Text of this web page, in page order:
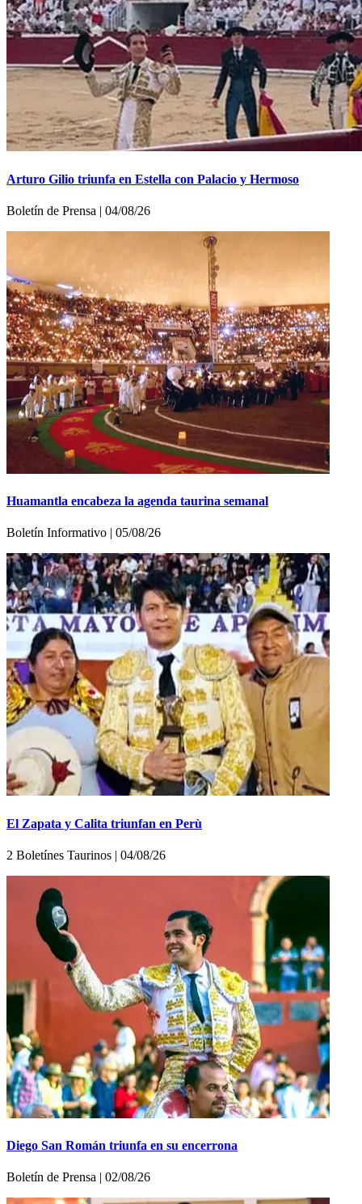
Arturo Gilio triunfa en Estella con Palacio y Hermoso
Boletí­n de Prensa | 04/08/26
Huamantla encabeza la agenda taurina semanal
Boletín Informativo | 05/08/26
El Zapata y Calita triunfan en Perù
2 Boletínes Taurinos | 04/08/26
Diego San Román triunfa en su encerrona
Boletí­n de Prensa | 02/08/26